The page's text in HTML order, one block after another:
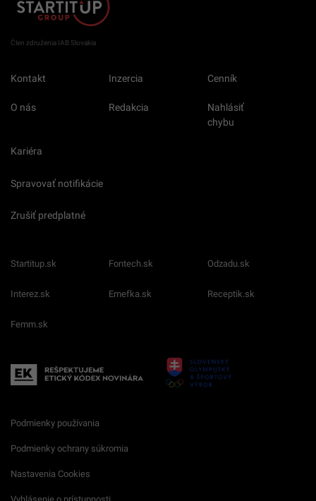
Člen združenia IAB Slovakia
Kontakt Inzercia Cenník
O nás Redakcia
Nahlásiť
chybu
Kariéra
Spravovať notifikácie
Zrušiť predplatné
Startitup.sk Fontech.sk Odzadu.sk
Interez.sk Emefka.sk Receptik.sk
Femm.sk
Podmienky používania
Podmienky ochrany súkromia
Nastavenia Cookies
Vyhlásenie o prístupnosti